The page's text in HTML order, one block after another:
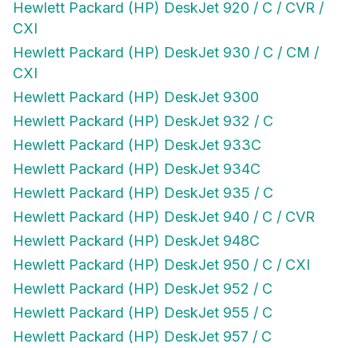
Hewlett Packard (HP) DeskJet 920 / C / CVR /
CXI
Hewlett Packard (HP) DeskJet 930 / C / CM /
CXI
Hewlett Packard (HP) DeskJet 9300
Hewlett Packard (HP) DeskJet 932 / C
Hewlett Packard (HP) DeskJet 933C
Hewlett Packard (HP) DeskJet 934C
Hewlett Packard (HP) DeskJet 935 / C
Hewlett Packard (HP) DeskJet 940 / C / CVR
Hewlett Packard (HP) DeskJet 948C
Hewlett Packard (HP) DeskJet 950 / C / CXI
Hewlett Packard (HP) DeskJet 952 / C
Hewlett Packard (HP) DeskJet 955 / C
Hewlett Packard (HP) DeskJet 957 / C